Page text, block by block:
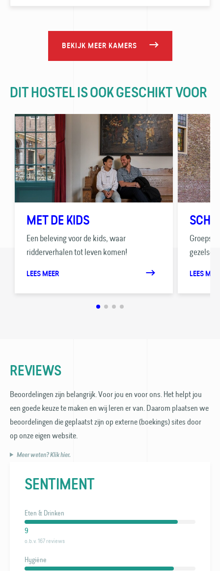
BEKIJK MEER KAMERS
DIT HOSTEL IS OOK GESCHIKT VOOR
MET DE KIDS
Een beleving voor de kids, waar
ridderverhalen tot leven komen!
LEES MEER LEES
REVIEWS
Beoordelingen zijn belangrijk. Voor jou en voor ons. Het helpt jou
een goede keuze te maken en wij leren er van. Daarom plaatsen we
beoordelingen die geplaatst zijn op externe (boekings) sites door
op onze eigen website.
Meer weten? Klik hier.
SENTIMENT
Eten & Drinken
9
o.b.v. 167 reviews
Hygiëne